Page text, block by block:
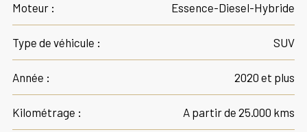
Moteur : Essence-Diesel-Hybride
Type de véhicule : SUV
Année : 2020 et plus
Kilométrage : A partir de 25.000 kms